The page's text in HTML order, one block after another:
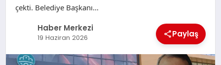
çekti. Belediye Başkanı…
Haber Merkezi
19 Haziran 2026 Paylaş